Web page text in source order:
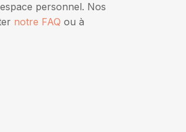
personnel. Nos
notre FAQ ou à